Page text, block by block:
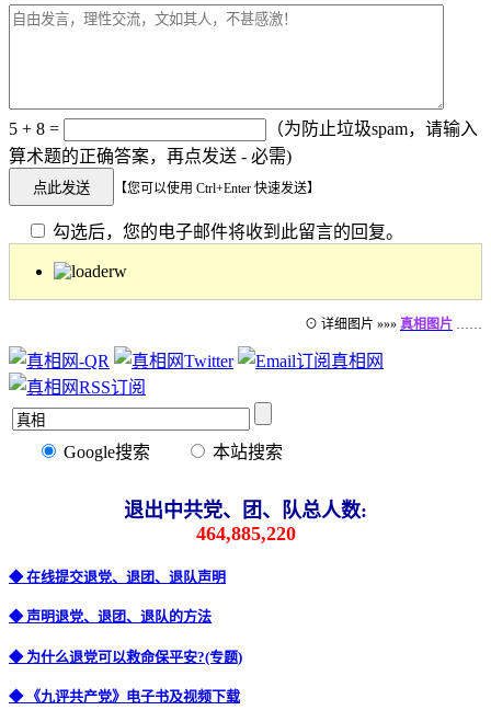
5 + 8 =
（为防止垃圾spam，请输入
算术题的正确答案，再点发送 - 必需)
【您可以使用 Ctrl+Enter 快速发送】
勾选后，您的电子邮件将收到此留言的回复。
⊙ 详细图片 »»» 真相图片 ……
Google搜索 本站搜索
退出中共党、团、队总人数:
464,885,220
◆ 在线提交退党、退团、退队声明
◆ 声明退党、退团、退队的方法
◆ 为什么退党可以救命保平安?(专题)
◆ 《九评共产党》电子书及视频下载